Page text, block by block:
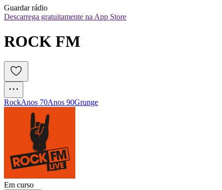
Guardar rádio
Descarrega gratuitamente na App Store
ROCK FM
RockAnos 70Anos 90Grunge
Em curso